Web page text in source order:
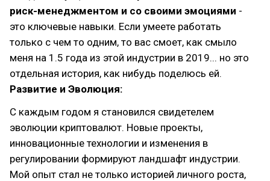
риск-менеджментом и со своими эмоциями -
это ключевые навыки. Если умеете работать
только с чем то одним, то вас смоет, как смыло
меня на 1.5 года из этой индустрии в 2019... но это
отдельная история, как нибудь поделюсь ей.
Развитие и Эволюция:
С каждым годом я становился свидетелем
эволюции криптовалют. Новые проекты,
инновационные технологии и изменения в
регулировании формируют ландшафт индустрии.
Мой опыт стал не только историей личного роста,